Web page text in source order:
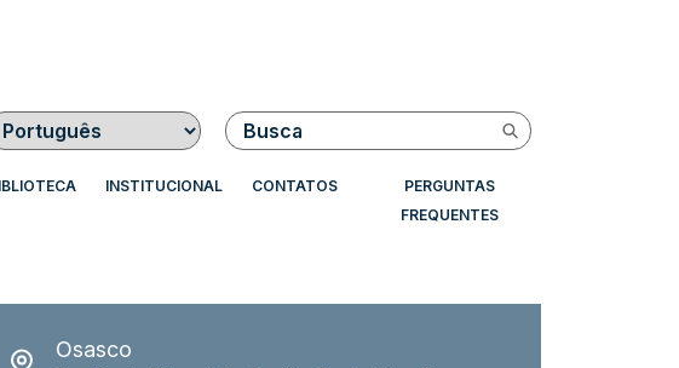
Buscar
INSTITUCIONAL CONTATOS
PERGUNTAS
FREQUENTES
Osasco